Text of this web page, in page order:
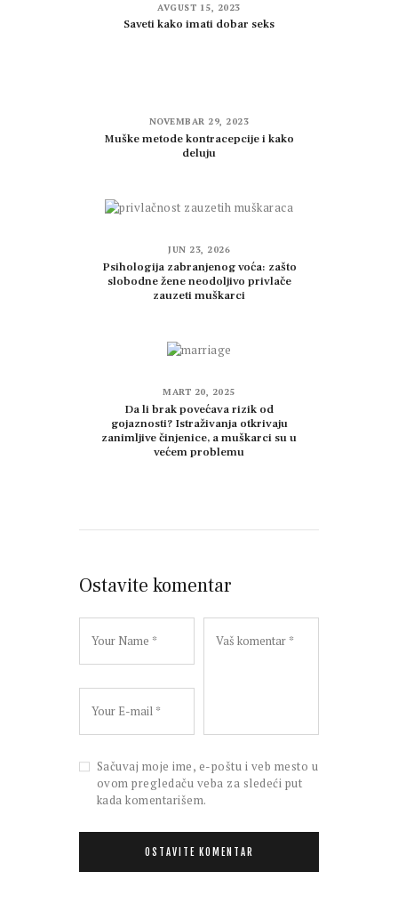
AVGUST 15, 2023
Saveti kako imati dobar seks
NOVEMBAR 29, 2023
Muške metode kontracepcije i kako
deluju
JUN 23, 2026
Psihologija zabranjenog voća: zašto
slobodne žene neodoljivo privlače
zauzeti muškarci
MART 20, 2025
Da li brak povećava rizik od
gojaznosti? Istraživanja otkrivaju
zanimljive činjenice, a muškarci su u
većem problemu
Ostavite komentar
Sačuvaj moje ime, e-poštu i veb mesto u
ovom pregledaču veba za sledeći put
kada komentarišem.